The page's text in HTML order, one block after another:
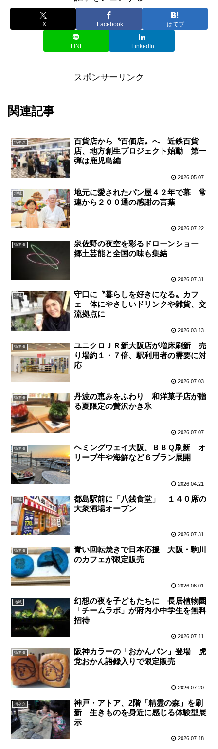
X Facebook はてブ
LINE LinkedIn
スポンサーリンク
関連記事
街ネタ
百貨店から〝百価店〟へ 近鉄百貨
店、地方創生プロジェクト始動 第一
弾は鹿児島編
2026.05.07
地域
地元に愛されたパン屋４２年で幕 常
連から２００通の感謝の言葉
2026.07.22
街ネタ
泉佐野の夜空を彩るドローンショー
郷土芸能と全国の味も集結
2026.07.31
地域
守口に〝暮らしを好きになる〟カフ
ェ 体にやさしいドリンクや雑貨、交
流拠点に
2026.03.13
街ネタ
ユニクロＪＲ新大阪店が増床刷新 売
り場約１・７倍、駅利用者の需要に対
応
2026.07.03
街ネタ
丹波の恵みをふわり 和洋菓子店が贈
る夏限定の贅沢かき氷
2026.07.07
街ネタ
ヘミングウェイ大阪、ＢＢＱ刷新 オ
リーブ牛や海鮮など６プラン展開
2026.04.21
地域
都島駅前に「八銭食堂」 １４０席の
大衆酒場オープン
2026.07.31
街ネタ
青い回転焼きで日本応援 大阪・駒川
のカフェが限定販売
2026.06.01
地域
幻想の夜を子どもたちに 長居植物園
「チームラボ」が府内小中学生を無料
招待
2026.07.11
街ネタ
阪神カラーの「おかんパン」登場 虎
党おかん語録入りで限定販売
2026.07.20
街ネタ
神戸・アトア、2階「精霊の森」を刷
新 生きものを身近に感じる体験型展
示
2026.07.18